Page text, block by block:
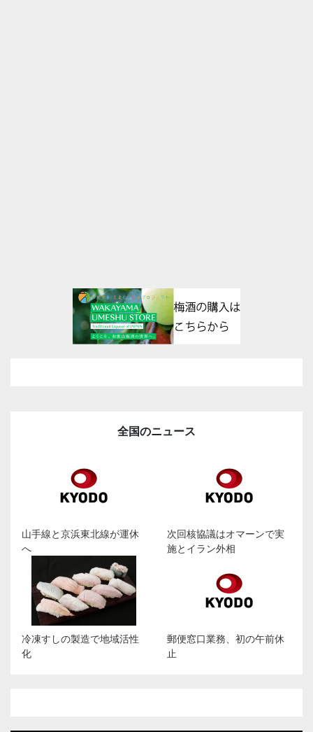
全国のニュース
山手線と京浜東北線が運休
へ
次回核協議はオマーンで実
施とイラン外相
冷凍すしの製造で地域活性
化
郵便窓口業務、初の午前休
止